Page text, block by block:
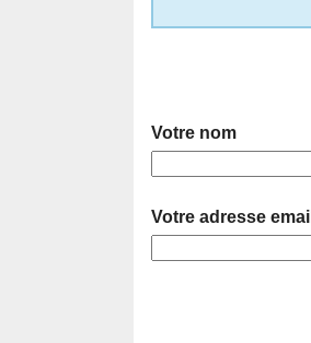
Votre nom
Votre adresse email